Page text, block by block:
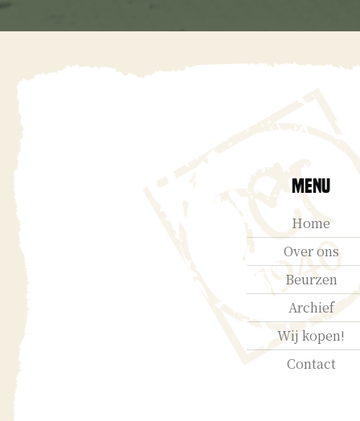
Menu
Home
Over ons
Beurzen
Archief
Wij kopen!
Contact